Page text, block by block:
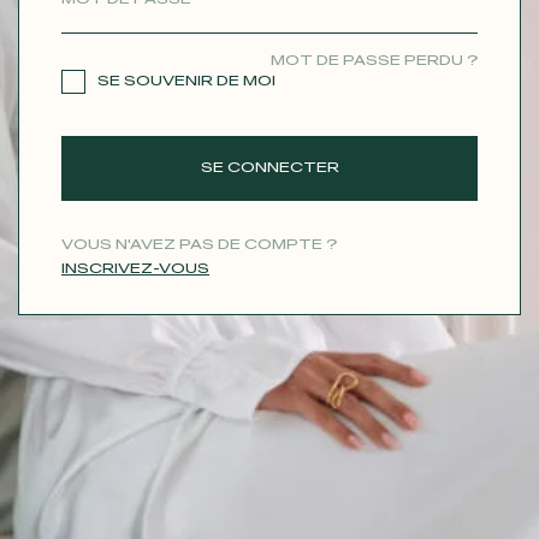
MOT DE PASSE PERDU ?
SE SOUVENIR DE MOI
SE CONNECTER
VOUS N'AVEZ PAS DE COMPTE ?
INSCRIVEZ-VOUS